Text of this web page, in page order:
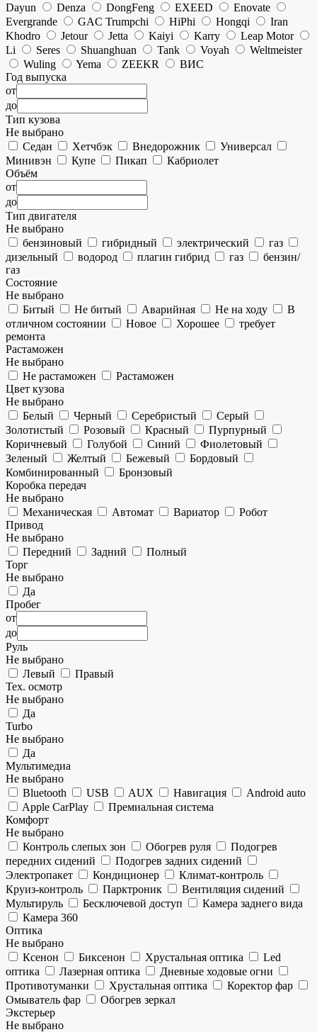
Dayun
Denza DongFeng EXEED
Enovate
Evergrande
GAC Trumpchi HiPhi Hongqi
Iran
Khodro
Jetour Jetta Kaiyi Karry
Leap Motor
Li
Seres Shuanghuan Tank Voyah
Weltmeister
Wuling
Yema ZEEKR
ВИС
Год выпуска
от
до
Тип кузова
Не выбрано
Седан
Хетчбэк Внедорожник
Универсал
Минивэн
Купе Пикап
Кабриолет
Объём
от
до
Тип двигателя
Не выбрано
бензиновый
гибридный электрический
газ
дизельный
водород плагин гибрид газ
бензин/
газ
Состояние
Не выбрано
Битый
Не битый Аварийная Не на ходу
В
отличном состоянии
Новое Хорошее
требует
ремонта
Растаможен
Не выбрано
Не растаможен
Растаможен
Цвет кузова
Не выбрано
Белый
Черный Серебристый
Серый
Золотистый
Розовый Красный
Пурпурный
Коричневый
Голубой Синий
Фиолетовый
Зеленый
Желтый Бежевый
Бордовый
Комбинированный
Бронзовый
Коробка передач
Не выбрано
Механическая
Автомат Вариатор
Робот
Привод
Не выбрано
Передний
Задний
Полный
Торг
Не выбрано
Да
Пробег
от
до
Руль
Не выбрано
Левый
Правый
Тех. осмотр
Не выбрано
Да
Turbo
Не выбрано
Да
Мультимедиа
Не выбрано
Bluetooth
USB AUX Навигация
Android auto
Apple CarPlay
Премиальная система
Комфорт
Не выбрано
Контроль слепых зон
Обогрев руля
Подогрев
передних сидений
Подогрев задних сидений
Электропакет
Кондиционер
Климат-контроль
Круиз-контроль
Парктроник
Вентиляция сидений
Мультируль
Бесключевой доступ
Камера заднего вида
Камера 360
Оптика
Не выбрано
Ксенон
Биксенон Хрустальная оптика
Led
оптика
Лазерная оптика
Дневные ходовые огни
Противотуманки
Хрустальная оптика
Коректор фар
Омыватель фар
Обогрев зеркал
Экстерьер
Не выбрано